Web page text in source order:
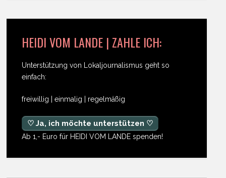
HEIDI VOM LANDE | ZAHLE ICH:
Unterstützung von Lokaljournalismus geht so
einfach:
freiwillig | einmalig | regelmäßig
♡ Ja, ich möchte unterstützen ♡
Ab 1,- Euro für HEIDI VOM LANDE spenden!